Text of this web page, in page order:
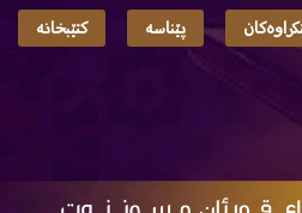
پێناسە کتێبخانە